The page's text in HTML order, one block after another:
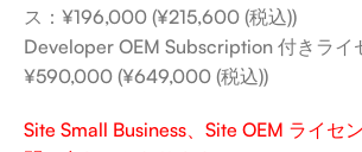
ス：¥196,000 (¥215,600 (税込))
Developer OEM Subscription 付きライ
¥590,000 (¥649,000 (税込))
Site Small Business、Site OEM ライセ